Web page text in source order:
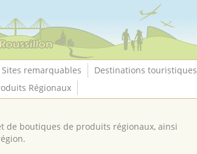
Sites remarquables Destinations touristiques
Régionaux
de boutiques de produits régionaux, ainsi